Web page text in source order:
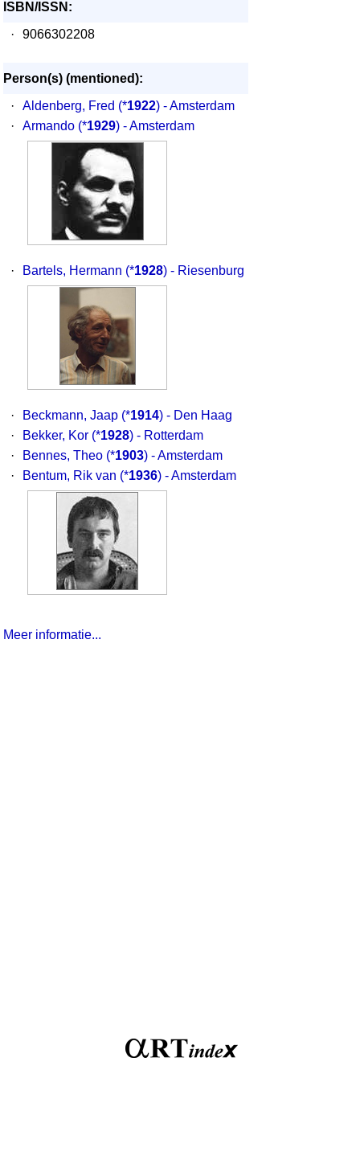
ISBN/ISSN:
·
9066302208
Person(s) (mentioned):
·
Aldenberg, Fred (*1922) - Amsterdam
·
Armando (*1929) - Amsterdam
· Bartels, Hermann (*1928) - Riesenburg
· Beckmann, Jaap (*1914) - Den Haag
·
Bekker, Kor (*1928) - Rotterdam
·
Bennes, Theo (*1903) - Amsterdam
·
Bentum, Rik van (*1936) - Amsterdam
Meer informatie...